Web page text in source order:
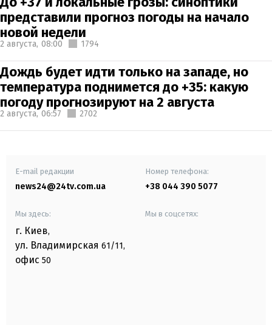
представили прогноз погоды на начало
новой недели
2 августа, 08:00 1794
Дождь будет идти только на западе, но
температура поднимется до +35: какую
погоду прогнозируют на 2 августа
2 августа, 06:57 2702
E-mail редакции
news24@24tv.com.ua
Номер телефона:
+38 044 390 5077
Мы здесь:
г. Киев,
ул. Владимирская 61/11,
офис 50
Мы в соцсетях: